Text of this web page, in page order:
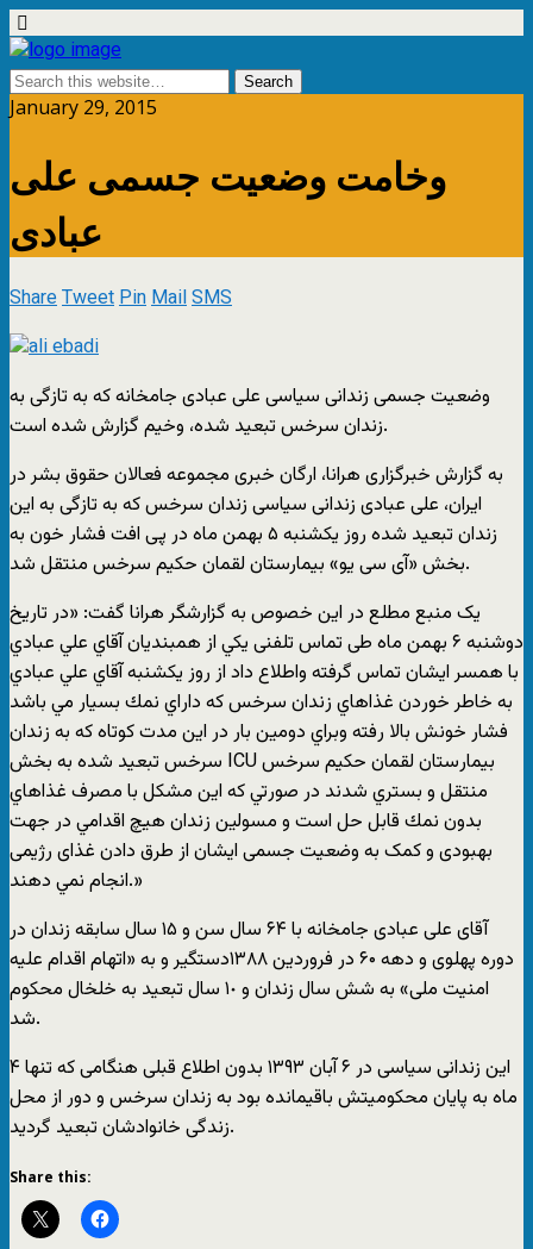
January 29, 2015
وخامت وضعیت جسمی علی
عبادی
ShareTweetPinMailSMS
وضعیت جسمی زندانی سیاسی علی عبادی جامخانه که به تازگی به
زندان سرخس تبعید شده، وخیم گزارش شده است.
به گزارش خبرگزاری هرانا، ارگان خبری مجموعه فعالان حقوق بشر در
ایران، علی عبادی زندانی سیاسی زندان سرخس که به تازگی به این
زندان تبعید شده روز یکشنبه ۵ بهمن ماه در پی افت فشار خون به
بخش «آی سی یو» بیمارستان لقمان حکیم سرخس منتقل شد.
یک منبع مطلع در این خصوص به گزارشگر هرانا گفت: «ﺩﺭ ﺗﺎﺭﻳﺦ
ﺩﻭﺷﻨﺒﻪ ۶ ﺑﻬﻤﻦ ماه طی تماس تلفنی ﻳﻜﻲ اﺯ همبندیان ﺁﻗﺎﻱ ﻋﻠﻲ ﻋﺒﺎﺩﻱ
ﺑﺎ ﻫﻤﺴﺮ اﻳﺸﺎﻥ ﺗﻤﺎﺱ ﮔﺮﻓﺘﻪ ﻭاﻃﻼﻉ ﺩاﺩ از روز یکشنبه ﺁﻗﺎﻱ ﻋﻠﻲ ﻋﺒﺎﺩﻱ
ﺑﻪ ﺧﺎﻃﺮ ﺧﻮﺭﺩﻥ ﻏﺬاﻫﺎﻱ ﺯﻧﺪاﻥ ﺳﺮﺧﺲ ﻛﻪ ﺩاﺭاﻱ ﻧﻤﻚ ﺑﺴﻴﺎﺭ ﻣﻲ ﺑﺎﺷﺪ
ﻓﺸﺎﺭ ﺧﻮﻧﺶ ﺑﺎﻻ ﺭﻓﺘﻪ ﻭﺑﺮاﻱ ﺩﻭﻣﻴﻦ ﺑﺎﺭ ﺩﺭ اﻳﻦ ﻣﺪﺕ ﻛﻮﺗﺎﻩ ﻛﻪ ﺑﻪ ﺯﻧﺪاﻥ
ﺳﺮﺧﺲ ﺗﺒﻌﻴﺪ ﺷﺪﻩ ﺑﻪ بخش ICU ﺑﻴﻤﺎﺭﺳﺘﺎﻥ لقمان حکیم سرخس
ﻣﻨﺘﻘﻞ و ﺑﺴﺘﺮﻱ ﺷﺪﻧﺪ ﺩﺭ ﺻﻮﺭﺗﻲ ﻛﻪ اﻳﻦ ﻣﺸﻜﻞ ﺑﺎ ﻣﺼﺮﻑ ﻏﺬاﻫﺎﻱ
ﺑﺪﻭﻥ ﻧﻤﻚ ﻗﺎﺑﻞ ﺣﻞ اﺳﺖ و ﻣﺴﻮﻟﻴﻦ ﺯﻧﺪاﻥ ﻫﻴﭻ اﻗﺪاﻣﻲ در جهت
بهبودی و کمک به وضعیت جسمی ایشان از طرق دادن غذای رژیمی
اﻧﺠﺎﻡ ﻧﻤﻲ ﺩﻫﻨﺪ.»
آقای علی عبادی جامخانه با ۶۴ سال سن و ١۵ سال سابقه زندان در
دوره پهلوی و دهه ۶۰ در فروردین ١٣٨٨دستگیر و به «اتهام اقدام علیه
امنیت ملی» به شش سال زندان و ١٠ سال تبعید به خلخال محکوم
شد.
این زندانی سیاسی در ۶ آبان ١٣٩٣ بدون اطلاع قبلی هنگامی که تنها ۴
ماه به پایان محکومیتش باقیمانده بود به زندان سرخس و دور از محل
زندگی خانوادشان تبعید گردید.
Share this: